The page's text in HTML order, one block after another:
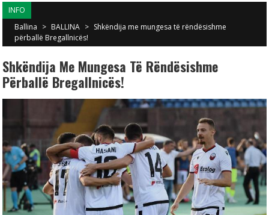
INFO
Ballina > BALLINA > Shkëndija me mungesa të rëndësishme
përballë Bregallnicës!
Shkëndija Me Mungesa Të Rëndësishme
Përballë Bregallnicës!